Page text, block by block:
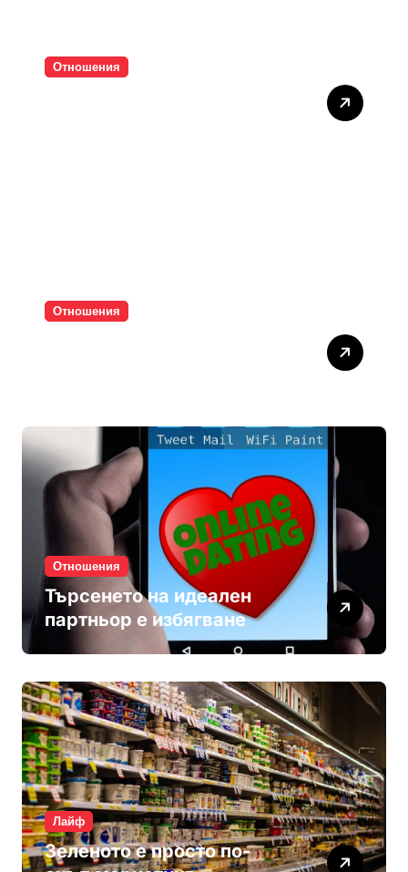
Отношения
Отношения
Отношения
Търсенето на идеален
партньор е избягване
Лайф
Зеленото е просто по-